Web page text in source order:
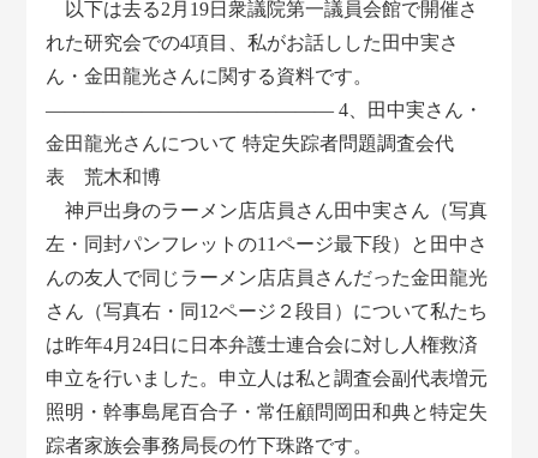
以下は去る2月19日衆議院第一議員会館で開催さ
れた研究会での4項目、私がお話しした田中実さ
ん・金田龍光さんに関する資料です。
――――――――――――――― 4、田中実さん・
金田龍光さんについて 特定失踪者問題調査会代
表 荒木和博
神戸出身のラーメン店店員さん田中実さん（写真
左・同封パンフレットの11ページ最下段）と田中さ
んの友人で同じラーメン店店員さんだった金田龍光
さん（写真右・同12ページ２段目）について私たち
は昨年4月24日に日本弁護士連合会に対し人権救済
申立を行いました。申立人は私と調査会副代表増元
照明・幹事島尾百合子・常任顧問岡田和典と特定失
踪者家族会事務局長の竹下珠路です。